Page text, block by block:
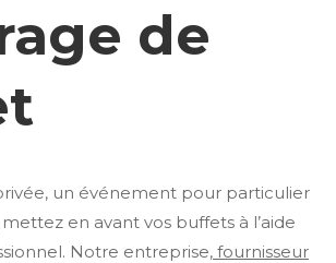
de
un événement pour particulier
en avant vos buffets à l’aide
Notre entreprise, fournisseur